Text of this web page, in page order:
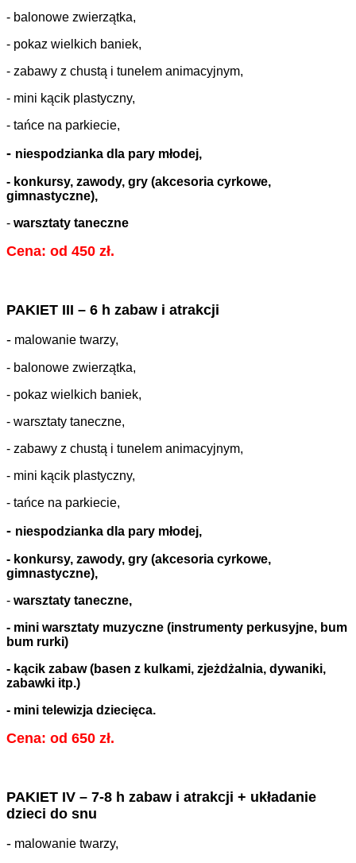
- balonowe zwierzątka,
- pokaz wielkich baniek,
- zabawy z chustą i tunelem animacyjnym,
- mini kącik plastyczny,
- tańce na parkiecie,
- niespodzianka dla pary młodej,
- konkursy, zawody, gry (akcesoria cyrkowe,
gimnastyczne),
- warsztaty taneczne
Cena: od 450 zł.
PAKIET III – 6 h zabaw i atrakcji
- malowanie twarzy,
- balonowe zwierzątka,
- pokaz wielkich baniek,
- warsztaty taneczne,
- zabawy z chustą i tunelem animacyjnym,
- mini kącik plastyczny,
- tańce na parkiecie,
- niespodzianka dla pary młodej,
- konkursy, zawody, gry (akcesoria cyrkowe,
gimnastyczne),
- warsztaty taneczne,
- mini warsztaty muzyczne (instrumenty perkusyjne, bum
bum rurki)
- kącik zabaw (basen z kulkami, zjeżdżalnia, dywaniki,
zabawki itp.)
- mini telewizja dziecięca.
Cena: od 650 zł.
PAKIET IV – 7-8 h zabaw i atrakcji + układanie
dzieci do snu
- malowanie twarzy,